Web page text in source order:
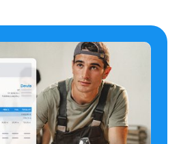
leur profession et leur position
l’analyse statistique. En tant
de […]